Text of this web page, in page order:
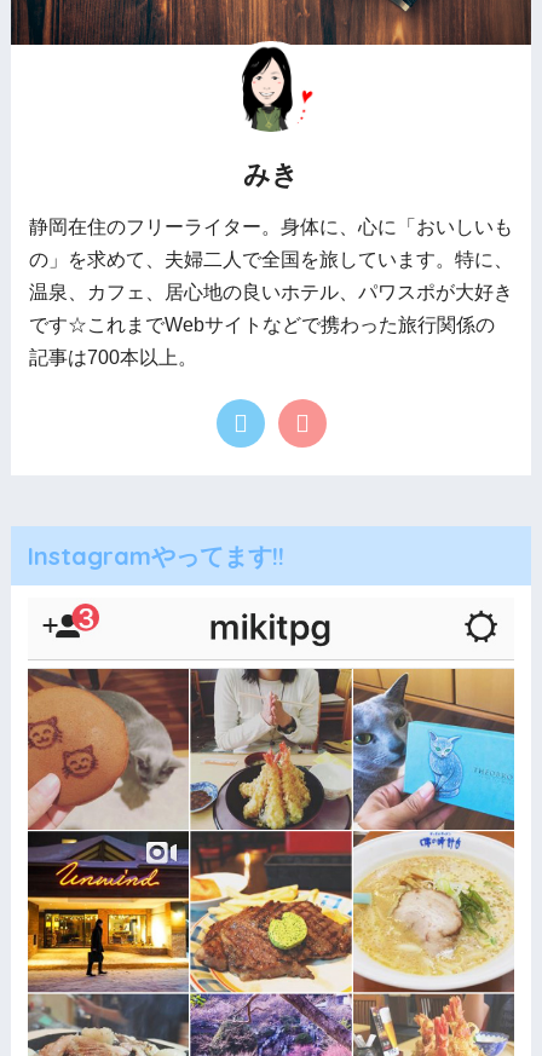
みき
静岡在住のフリーライター。身体に、心に「おいしいも
の」を求めて、夫婦二人で全国を旅しています。特に、
温泉、カフェ、居心地の良いホテル、パワスポが大好き
です☆これまでWebサイトなどで携わった旅行関係の
記事は700本以上。
Instagramやってます!!